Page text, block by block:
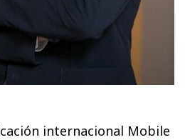
internacional Mobile